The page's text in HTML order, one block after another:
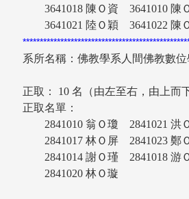
3641018 陳Ｏ資 3641010
3641021 陸Ｏ穎 3641022 陳
系所名稱：佛教學系人間佛教
正取： 10 名（由左至右，由上
正取名單：
2841010 翁Ｏ瓊 2841021
2841017 林Ｏ屏 2841023
2841014 謝Ｏ瑾 2841018
2841020 林Ｏ璇